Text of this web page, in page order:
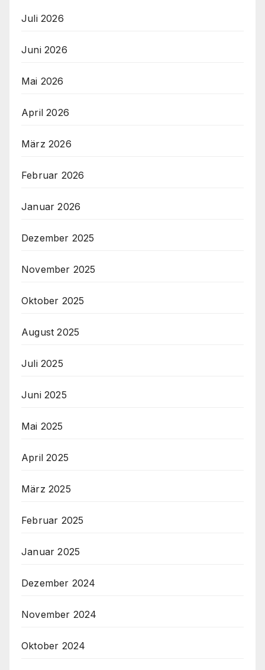
Juli 2026
Juni 2026
Mai 2026
April 2026
März 2026
Februar 2026
Januar 2026
Dezember 2025
November 2025
Oktober 2025
August 2025
Juli 2025
Juni 2025
Mai 2025
April 2025
März 2025
Februar 2025
Januar 2025
Dezember 2024
November 2024
Oktober 2024